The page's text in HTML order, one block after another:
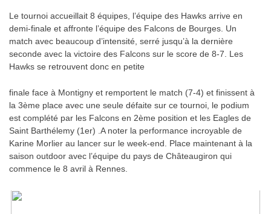
Le tournoi accueillait 8 équipes, l’équipe des Hawks arrive en
demi-finale et affronte l’équipe des Falcons de Bourges. Un
match avec beaucoup d’intensité, serré jusqu’à la dernière
seconde avec la victoire des Falcons sur le score de 8-7. Les
Hawks se retrouvent donc en petite
finale face à Montigny et remportent le match (7-4) et finissent à
la 3ème place avec une seule défaite sur ce tournoi, le podium
est complété par les Falcons en 2ème position et les Eagles de
Saint Barthélemy (1er) .A noter la performance incroyable de
Karine Morlier au lancer sur le week-end. Place maintenant à la
saison outdoor avec l’équipe du pays de Châteaugiron qui
commence le 8 avril à Rennes.